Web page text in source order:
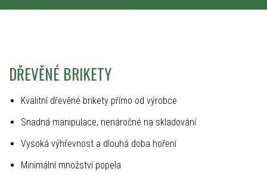
DŘEVĚNÉ BRIKETY
Kvalitní dřevěné brikety přímo od výrobce
Snadná manipulace, nenáročné na skladování
Vysoká výhřevnost a dlouhá doba hoření
Minimální množství popela